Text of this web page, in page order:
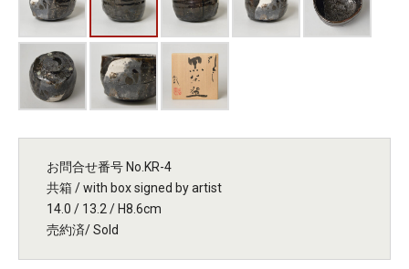
お問合せ番号 No.KR-4
共箱 / with box signed by artist
14.0 / 13.2 / H8.6cm
売約済/ Sold